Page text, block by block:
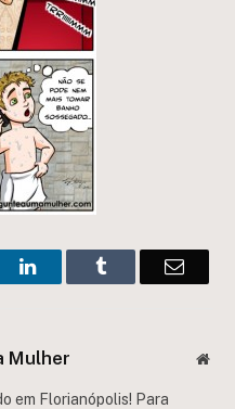
LinkedInTumblr Email
Mulher
em Florianópolis! Para